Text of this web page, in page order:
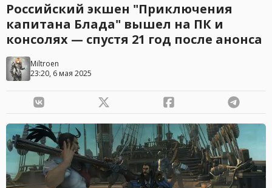
Российский экшен "Приключения
капитана Блада" вышел на ПК и
консолях — спустя 21 год после анонса
Miltroen
23:20, 6 мая 2025